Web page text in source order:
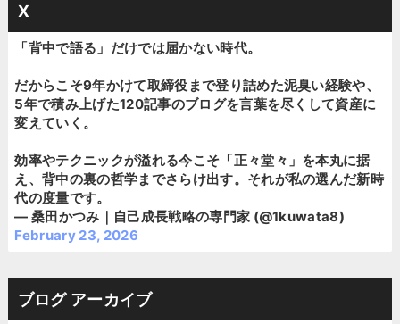
X
「背中で語る」だけでは届かない時代。
だからこそ9年かけて取締役まで登り詰めた泥臭い経験や、
5年で積み上げた120記事のブログを言葉を尽くして資産に
変えていく。
効率やテクニックが溢れる今こそ「正々堂々」を本丸に据
え、背中の裏の哲学までさらけ出す。それが私の選んだ新時
代の度量です。
— 桑田かつみ｜自己成長戦略の専門家 (@1kuwata8)
February 23, 2026
ブログ アーカイブ